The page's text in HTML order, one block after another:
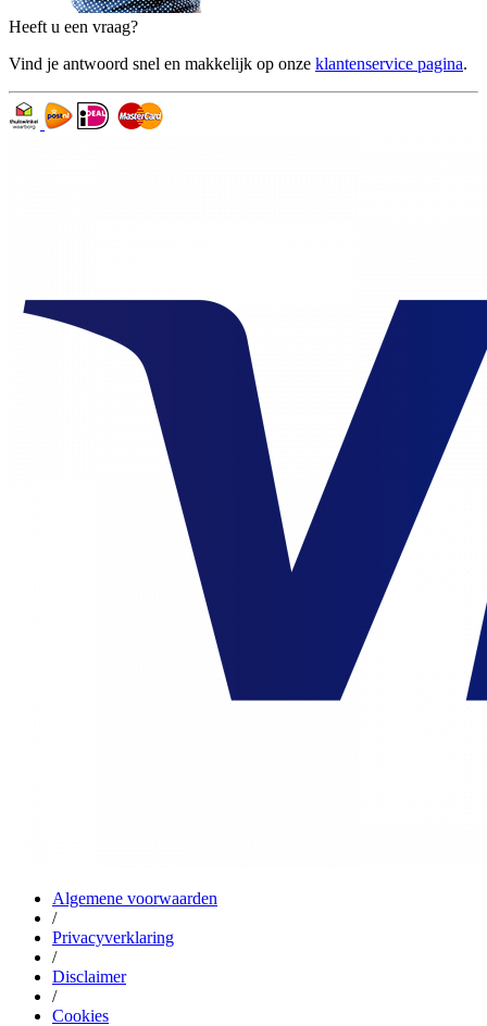
Heeft u een vraag?
Vind je antwoord snel en makkelijk op onze klantenservice pagina.
Algemene voorwaarden
/
Privacyverklaring
/
Disclaimer
/
Cookies